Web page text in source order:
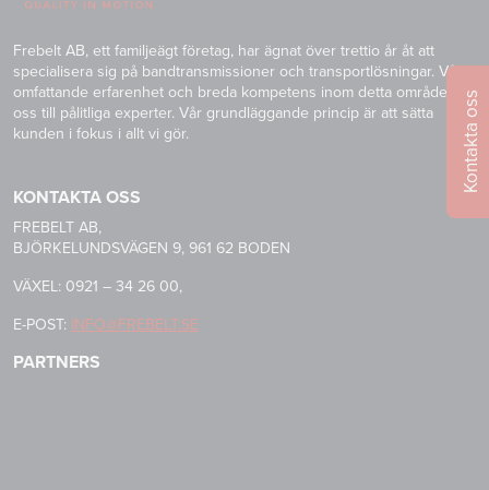
Kontakta oss
Frebelt AB, ett familjeägt företag, har ägnat över trettio år åt att
specialisera sig på bandtransmissioner och transportlösningar. Vår
omfattande erfarenhet och breda kompetens inom detta område gör
oss till pålitliga experter. Vår grundläggande princip är att sätta
kunden i fokus i allt vi gör.
KONTAKTA OSS
FREBELT AB,
BJÖRKELUNDSVÄGEN 9, 961 62 BODEN
VÄXEL: 0921 – 34 26 00,
E-POST: INFO@FREBELT.SE
PARTNERS